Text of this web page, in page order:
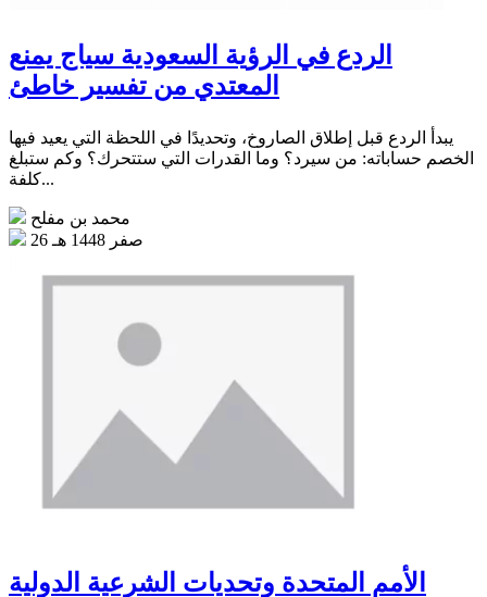
الردع في الرؤية السعودية سياج يمنع
المعتدي من تفسير خاطئ
يبدأ الردع قبل إطلاق الصاروخ، وتحديدًا في اللحظة التي يعيد فيها
الخصم حساباته: من سيرد؟ وما القدرات التي ستتحرك؟ وكم ستبلغ
كلفة...
محمد بن مفلح
26 صفر 1448 هـ
الأمم المتحدة وتحديات الشرعية الدولية